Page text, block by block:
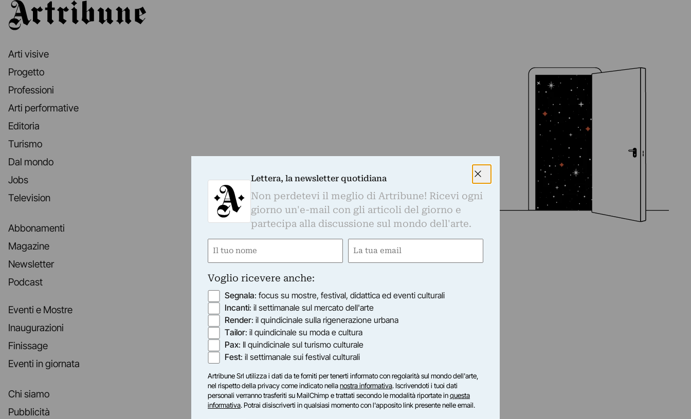
Artribune
Arti visive
Progetto
Professioni
Arti performative
Editoria
Turismo
Dal mondo
Jobs
Television
Abbonamenti
Magazine
Newsletter
Podcast
Eventi e Mostre
Inaugurazioni
Finissage
Eventi in giornata
Chi siamo
Pubblicità
Lettera, la newsletter quotidiana
Non perdetevi il meglio di Artribune! Ricevi ogni
giorno un'e-mail con gli articoli del giorno e
partecipa alla discussione sul mondo dell'arte.
Nome
Email
Voglio ricevere anche:
Segnala: focus su mostre, festival, didattica ed eventi culturali
Incanti: il settimanale sul mercato dell'arte
Render: il quindicinale sulla rigenerazione urbana
Tailor: il quindicinale su moda e cultura
Pax: Il quindicinale sul turismo culturale
Fest: il settimanale sui festival culturali
Artribune Srl utilizza i dati da te forniti per tenerti informato con regolarità sul mondo dell'arte,
nel rispetto della privacy come indicato nellanostra informativa. Iscrivendoti i tuoi dati
personali verranno trasferiti su MailChimp e trattati secondo le modalità riportate inquesta
informativa. Potrai disiscriverti in qualsiasi momento con l'apposito link presente nelle email.